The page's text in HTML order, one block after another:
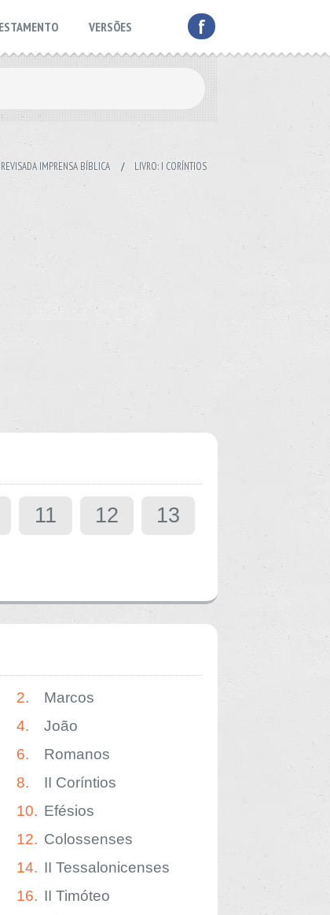
f
VERSÕES
IMPRENSA BÍBLICA / LIVRO: I CORÍNTIOS
11 12
13
2.
Marcos
4.
João
6.
Romanos
8.
II Coríntios
10. Efésios
12. Colossenses
14. II Tessalonicenses
16. II Timóteo